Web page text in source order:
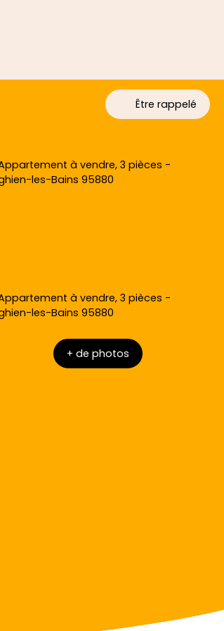
Être rappelé
+ de photos